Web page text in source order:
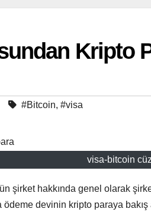
Kripto
#Bitcoin, #visa
visa-bitcoin
şirket hakkında genel olarak
ödeme devinin kripto paraya